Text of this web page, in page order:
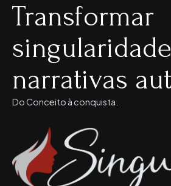
Transformar
narrativas
Do Conceito à conquista.